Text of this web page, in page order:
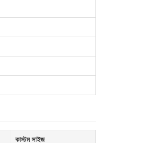
কাস্টম সাইজ